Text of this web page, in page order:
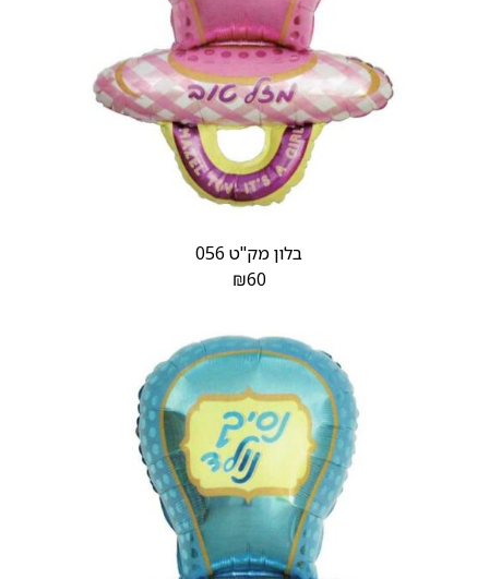
בלון מק"ט 056
₪60